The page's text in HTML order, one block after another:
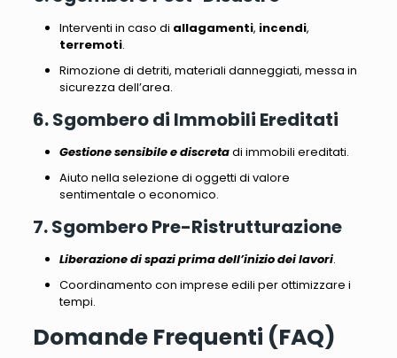
Interventi in caso di allagamenti, incendi,
terremoti.
Rimozione di detriti, materiali danneggiati, messa in
sicurezza dell’area.
6. Sgombero di Immobili Ereditati
Gestione sensibile e discretadi immobili ereditati.
Aiuto nella selezione di oggetti di valore
sentimentale o economico.
7. Sgombero Pre-Ristrutturazione
Liberazione di spazi prima dell’inizio dei lavori.
Coordinamento con imprese edili per ottimizzare i
tempi.
Domande Frequenti (FAQ)